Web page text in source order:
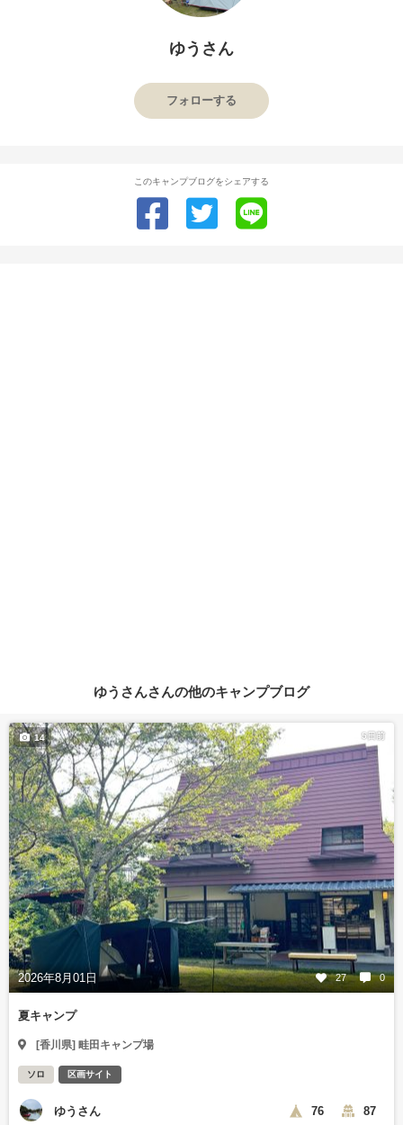
ゆうさん
フォローする
このキャンプブログをシェアする
ゆうさんさんの他のキャンプブログ
5日前
2026年8月01日 27 0
14
夏キャンプ
[香川県] 畦田キャンプ場
ソロ 区画サイト
ゆうさん 76 87